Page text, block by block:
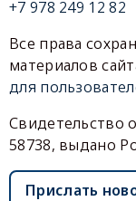
+7 978 249 12 82
Все права
материалов
для
Свидетельство
58738, выдано
Прислать